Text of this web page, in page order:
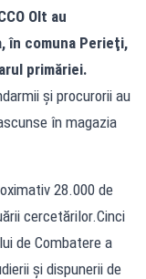
Olt au
în comuna Perieţi,
primăriei.
şi procurorii au
în magazia
28.000 de
cercetărilor.Cinci
de Combatere a
și dispunerii de